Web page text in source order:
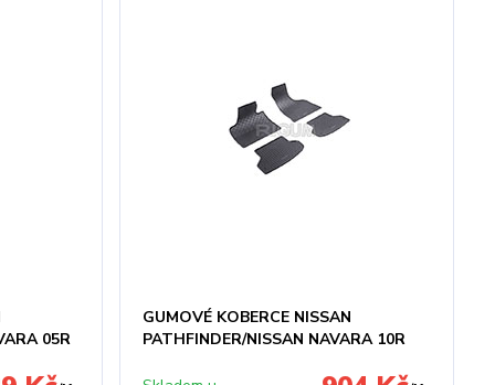
05R
GUMOVÉ KOBERCE NISSAN
PATHFINDER/NISSAN NAVARA 10R